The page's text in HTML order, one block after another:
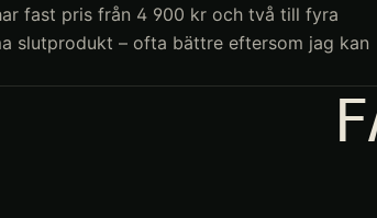
fast pris från 4 900 kr och två till fyra
slutprodukt – ofta bättre eftersom jag kan